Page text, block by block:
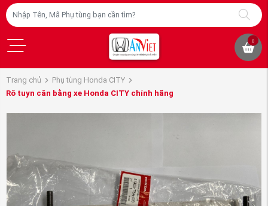
0
Trang chủ
Phụ tùng Honda CITY
Rô tuyn cân bằng xe Honda CITY chính hãng